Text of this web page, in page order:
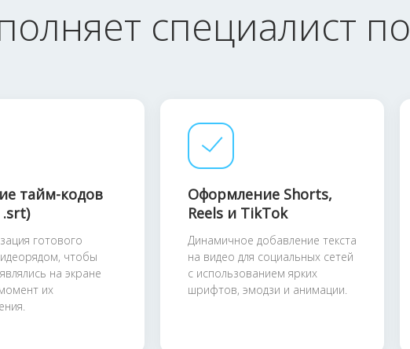
специалист
тайм-кодов
готового
чтобы
на экране
их
Оформление Shorts,
Reels и TikTok
Динамичное добавление текста
на видео для социальных сетей
с использованием ярких
шрифтов, эмодзи и анимации.